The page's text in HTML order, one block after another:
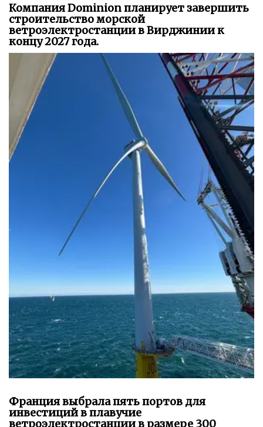
Компания Dominion планирует завершить
строительство морской
ветроэлектростанции в Вирджинии к
концу 2027 года.
Франция выбрала пять портов для
инвестиций в плавучие
ветроэлектростанции в размере 300